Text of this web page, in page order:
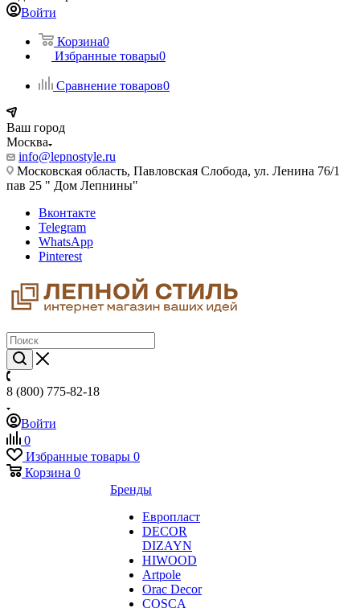
Войти
Корзина0
Избранные товары0
Сравнение товаров0
Ваш город
Москва
info@lepnostyle.ru
Московская область, Павловская Слобода, ул. Ленина 76/1
пав 25 " Дом Лепнины"
Вконтакте
Telegram
WhatsApp
Pinterest
8 (800) 775-82-18
Войти
0
Избранные товары 0
Корзина 0
Бренды
Европласт
DECOR
DIZAYN
HIWOOD
Artpole
Orac Decor
COSCA